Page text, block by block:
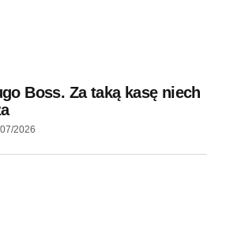
Boss. Za taką kasę niech
2026